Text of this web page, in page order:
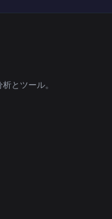
とツール。